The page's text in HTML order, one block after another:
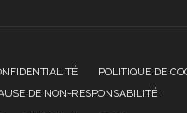
POLITIQUE DE
DE NON-RESPONSABILITÉ